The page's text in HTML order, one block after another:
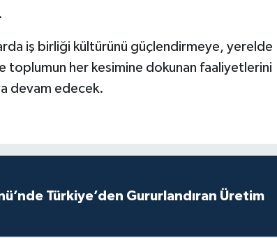
iş birliği kültürünü güçlendirmeye, yerelde
her kesimine dokunan faaliyetlerini
devam edecek.
Türkiye’den Gururlandıran Üretim